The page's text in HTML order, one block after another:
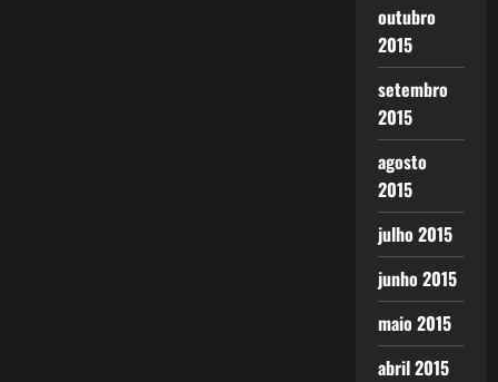
outubro
2015
setembro
2015
agosto
2015
julho 2015
junho 2015
maio 2015
abril 2015